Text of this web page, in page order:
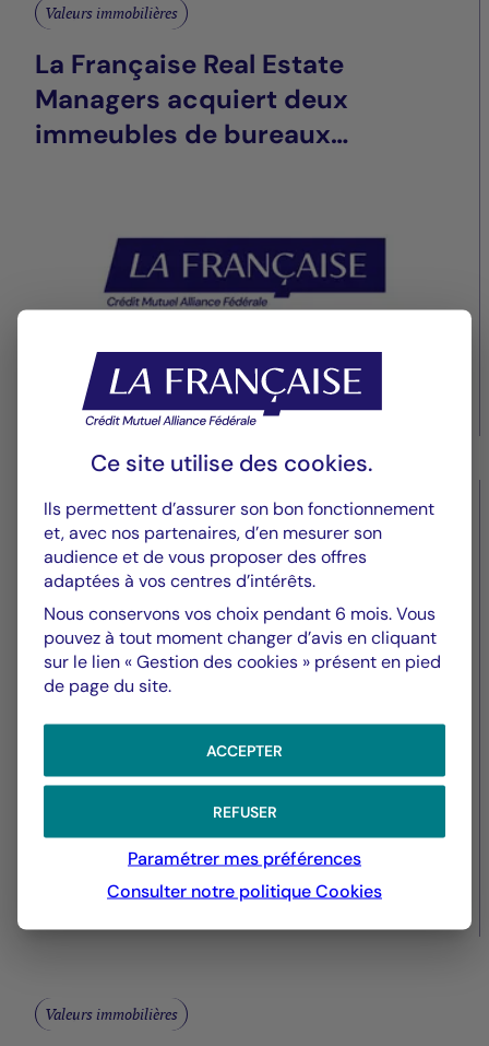
Valeurs immobilières
La Française Real Estate
Managers acquiert deux
immeubles de bureaux
14/11/2022
Valeurs immobilières
La Française Real Estate
Managers (REM) acquiert un
commerce situé dans le
quartier Saint-Germain-des-
Prés à Paris
Valeurs immobilières
Ce site utilise des cookies.
Ils permettent d’assurer son bon fonctionnement
et, avec nos partenaires, d’en mesurer son
audience et de vous proposer des offres
adaptées à vos centres d’intérêts.
Nous conservons vos choix pendant 6 mois. Vous
pouvez à tout moment changer d’avis en cliquant
sur le lien « Gestion des cookies » présent en pied
de page du site.
ACCEPTER
REFUSER
Paramétrer mes préférences
Consulter notre politiqueCookies